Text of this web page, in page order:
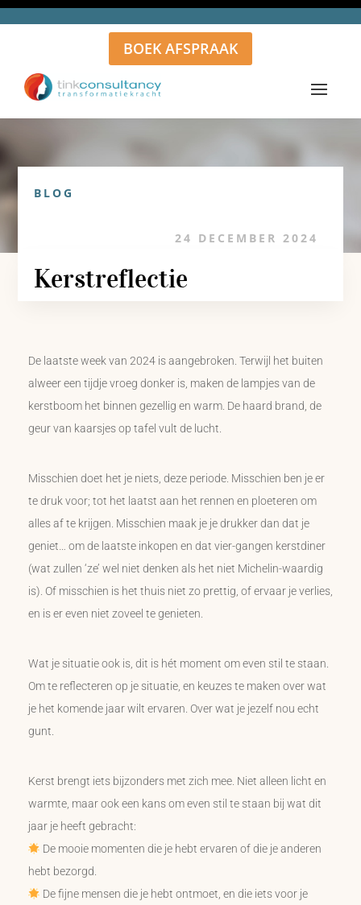
BOEK AFSPRAAK
BLOG
24 DECEMBER 2024
Kerstreflectie
De laatste week van 2024 is aangebroken. Terwijl het buiten
alweer een tijdje vroeg donker is, maken de lampjes van de
kerstboom het binnen gezellig en warm. De haard brand, de
geur van kaarsjes op tafel vult de lucht.
Misschien doet het je niets, deze periode. Misschien ben je er
te druk voor; tot het laatst aan het rennen en ploeteren om
alles af te krijgen. Misschien maak je je drukker dan dat je
geniet… om de laatste inkopen en dat vier-gangen kerstdiner
(wat zullen ‘ze’ wel niet denken als het niet Michelin-waardig
is). Of misschien is het thuis niet zo prettig, of ervaar je verlies,
en is er even niet zoveel te genieten.
Wat je situatie ook is, dit is hét moment om even stil te staan.
Om te reflecteren op je situatie, en keuzes te maken over wat
je het komende jaar wilt ervaren. Over wat je jezelf nou echt
gunt.
Kerst brengt iets bijzonders met zich mee. Niet alleen licht en
warmte, maar ook een kans om even stil te staan bij wat dit
jaar je heeft gebracht:
De mooie momenten die je hebt ervaren of die je anderen
hebt bezorgd.
De fijne mensen die je hebt ontmoet, en die iets voor je